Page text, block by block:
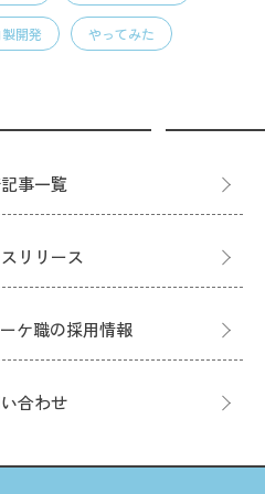
開発 やってみた
事一覧
リリース
ケ職の採用情報
合わせ